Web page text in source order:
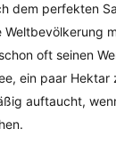
dem perfekten
oft seinen
ein paar Hektar
auftaucht,